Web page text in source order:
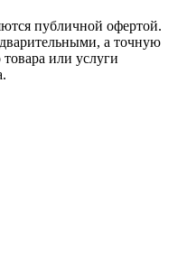
публичной офертой.
а точную
или услуги